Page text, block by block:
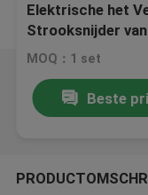
Elektrische het
Strooksnijder
Efficiency
MOQ：1 set
Beste